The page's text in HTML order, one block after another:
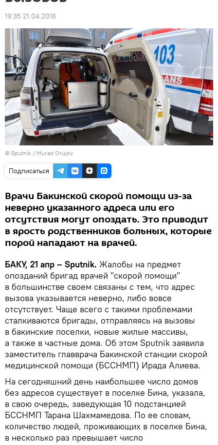
19:35 21.04.2016
© Sputnik / Murad Orujov
Подписаться
Врачи Бакинской скорой помощи из-за
неверно указанного адреса или его
отсутствия могут опоздать. Это приводит
в ярость родственников больных, которые
порой нападают на врачей.
БАКУ, 21 апр – Sputnik. Жалобы на предмет
опозданий бригад врачей "скорой помощи"
в большинстве своем связаны с тем, что адрес
вызова указывается неверно, либо вовсе
отсутствует. Чаще всего с такими проблемами
сталкиваются бригады, отправляясь на вызовы
в бакинские поселки, новые жилые массивы,
а также в частные дома. Об этом Sputnik заявила
заместитель главврача Бакинской станции скорой
медицинской помощи (БССНМП) Ирада Алиева.
На сегодняшний день наибольшее число домов
без адресов существует в поселке Бина, указала,
в свою очередь, заведующая 10 подстанцией
БССНМП Тарана Шахмамедова. По ее словам,
количество людей, проживающих в поселке Бина,
в несколько раз превышает число